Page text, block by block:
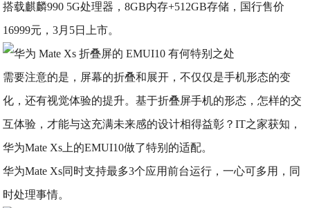
搭载麒麟990 5G处理器，8GB内存+512GB存储，国行售价
16999元，3月5日上市。
需要注意的是，屏幕的折叠和展开，不仅仅是手机形态的变
化，还有视觉体验的提升。基于折叠屏手机的形态，怎样的交
互体验，才能与这充满未来感的设计相得益彰？IT之家获知，
华为Mate Xs上的EMUI10做了特别的适配。
华为Mate Xs同时支持最多3个应用前台运行 ，一心可多用，同
时处理事情。